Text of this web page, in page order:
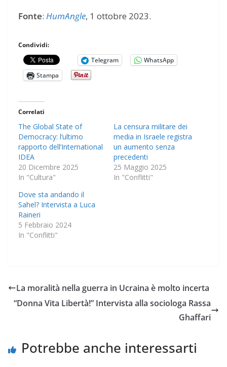
Fonte: HumAngle, 1 ottobre 2023.
Condividi:
Telegram
WhatsApp
Stampa
Correlati
The Global State of
Democracy: l’ultimo
rapporto dell’International
IDEA
20 Dicembre 2025
In "Cultura"
La censura militare dei
media in Israele registra
un aumento senza
precedenti
25 Maggio 2025
In "Conflitti"
Dove sta andando il
Sahel? Intervista a Luca
Raineri
5 Febbraio 2024
In "Conflitti"
La moralità nella guerra in Ucraina è molto incerta
“Donna Vita Libertà!” Intervista alla sociologa Rassa
Ghaffari
Potrebbe anche interessarti